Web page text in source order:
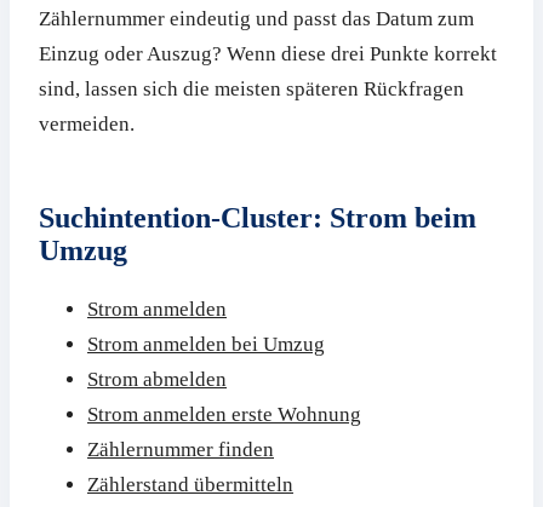
Zählernummer eindeutig und passt das Datum zum
Einzug oder Auszug? Wenn diese drei Punkte korrekt
sind, lassen sich die meisten späteren Rückfragen
vermeiden.
Suchintention-Cluster: Strom beim
Umzug
Strom anmelden
Strom anmelden bei Umzug
Strom abmelden
Strom anmelden erste Wohnung
Zählernummer finden
Zählerstand übermitteln